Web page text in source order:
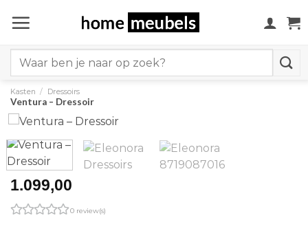
naar
for:
Kasten / Dressoirs
Ventura – Dressoir
1.099,00
0 review(s)